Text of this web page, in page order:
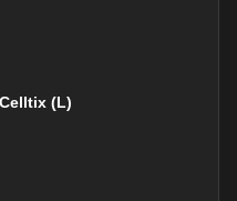
(L)